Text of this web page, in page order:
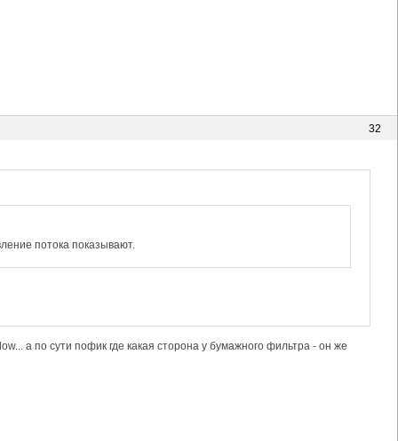
32
потока показывают.
а по сути пофик где какая сторона у бумажного фильтра - он же